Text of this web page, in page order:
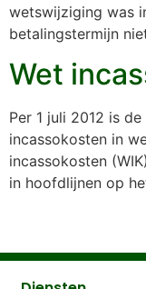
wetswijziging was
betalingstermijn
Wet
Per 1 juli 2012 is
incassokosten in
incassokosten
in hoofdlijnen op